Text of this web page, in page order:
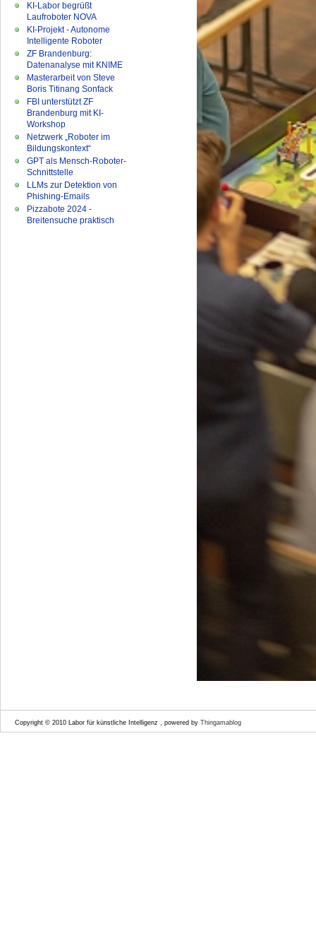
KI-Labor begrüßt
Laufroboter NOVA
KI-Projekt - Autonome
Intelligente Roboter
ZF Brandenburg:
Datenanalyse mit KNIME
Masterarbeit von Steve
Boris Titinang Sonfack
FBI unterstützt ZF
Brandenburg mit KI-
Workshop
Netzwerk „Roboter im
Bildungskontext“
GPT als Mensch-Roboter-
Schnittstelle
LLMs zur Detektion von
Phishing-Emails
Pizzabote 2024 -
Breitensuche praktisch
Copyright © 2010 Labor für künstliche Intelligenz , powered by Thingamablog